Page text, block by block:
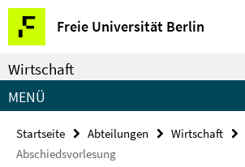
Springe
direkt
zu
Inhalt
Freie Universität Berlin
Service-
Navigation
Wirtschaft
MENÜ
Startseite Abteilungen Wirtschaft
Abschiedsvorlesung